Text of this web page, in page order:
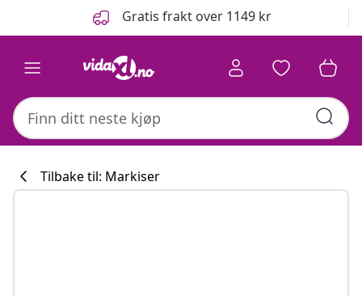
Gratis frakt over 1149 kr
Tilbake til: Markiser